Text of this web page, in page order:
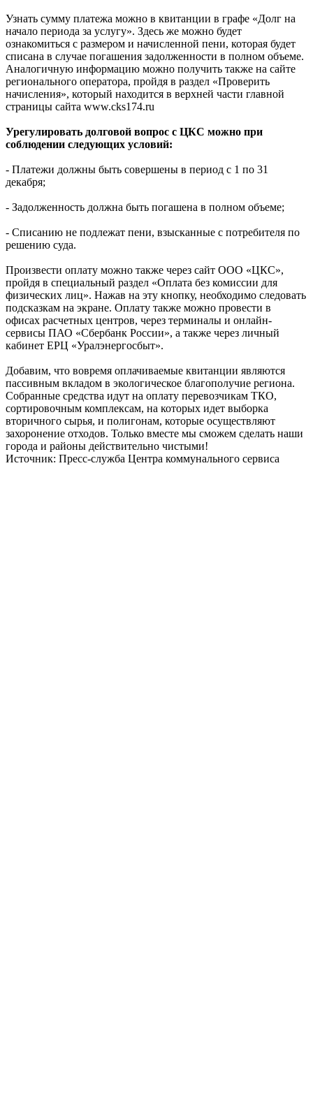
Узнать сумму платежа можно в квитанции в графе «Долг на
начало периода за услугу». Здесь же можно будет
ознакомиться с размером и начисленной пени, которая будет
списана в случае погашения задолженности в полном объеме.
Аналогичную информацию можно получить также на сайте
регионального оператора, пройдя в раздел «Проверить
начисления», который находится в верхней части главной
страницы сайта www.cks174.ru
Урегулировать долговой вопрос с ЦКС можно при
соблюдении следующих условий:
- Платежи должны быть совершены в период с 1 по 31
декабря;
- Задолженность должна быть погашена в полном объеме;
- Списанию не подлежат пени, взысканные с потребителя по
решению суда.
Произвести оплату можно также через сайт ООО «ЦКС»,
пройдя в специальный раздел «Оплата без комиссии для
физических лиц». Нажав на эту кнопку, необходимо следовать
подсказкам на экране. Оплату также можно провести в
офисах расчетных центров, через терминалы и онлайн-
сервисы ПАО «Сбербанк России», а также через личный
кабинет ЕРЦ «Уралэнергосбыт».
Добавим, что вовремя оплачиваемые квитанции являются
пассивным вкладом в экологическое благополучие региона.
Собранные средства идут на оплату перевозчикам ТКО,
сортировочным комплексам, на которых идет выборка
вторичного сырья, и полигонам, которые осуществляют
захоронение отходов. Только вместе мы сможем сделать наши
города и районы действительно чистыми!
Источник: Пресс-служба Центра коммунального сервиса